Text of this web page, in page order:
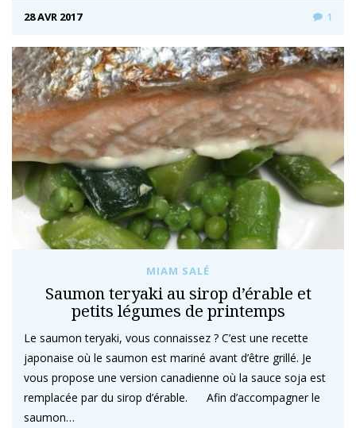
28 AVR 2017 1
MIAM SALÉ
Saumon teryaki au sirop d’érable et
petits légumes de printemps
Le saumon teryaki, vous connaissez ? C’est une recette
japonaise où le saumon est mariné avant d’être grillé. Je
vous propose une version canadienne où la sauce soja est
remplacée par du sirop d’érable. Afin d’accompagner le
saumon…